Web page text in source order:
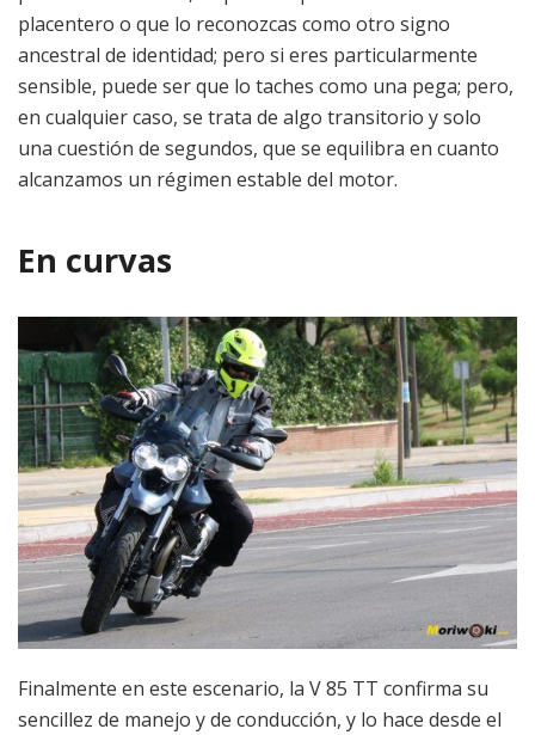
placentero o que lo reconozcas como otro signo
ancestral de identidad; pero si eres particularmente
sensible, puede ser que lo taches como una pega; pero,
en cualquier caso, se trata de algo transitorio y solo
una cuestión de segundos, que se equilibra en cuanto
alcanzamos un régimen estable del motor.
En curvas
Finalmente en este escenario, la V 85 TT confirma su
sencillez de manejo y de conducción, y lo hace desde el